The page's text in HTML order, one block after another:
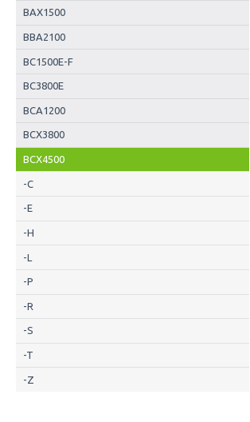
BAX1500
BBA2100
BC1500E-F
BC3800E
BCA1200
BCX3800
BCX4500
-C
-E
-H
-L
-P
-R
-S
-T
-Z